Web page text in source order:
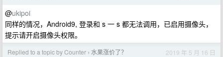
@ukipoi
同样的情况，Android9, 登录和 s 一 s 都无法调用，已启用摄像头，
提示请开启摄像头权限。
Replied to a topic by Counter › 水果涨价了？ 2019 年 5 月 16 日